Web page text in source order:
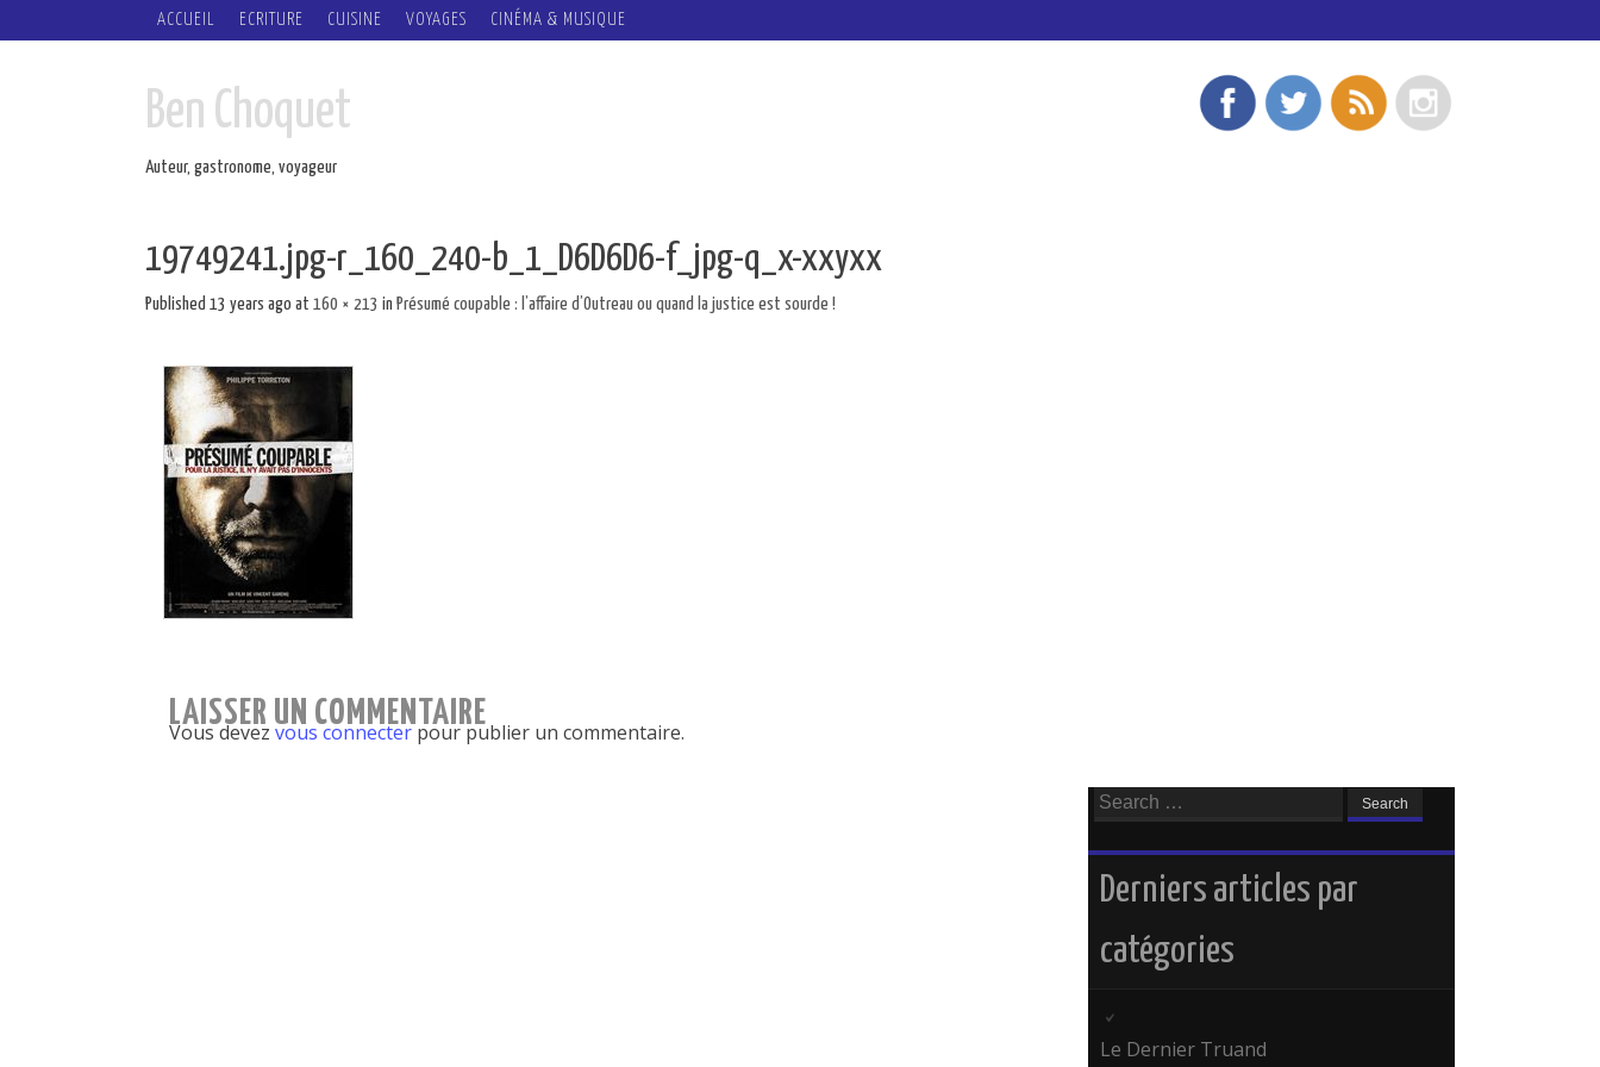
SKIP
ACCUEIL ECRITURE CUISINE VOYAGES CINÉMA & MUSIQUE
Ben Choquet
Auteur, gastronome, voyageur
19749241.jpg-r_160_240-b_1_D6D6D6-f_jpg-q_x-xxyxx
Published 13 years ago at 160 × 213 in Présumé coupable : l’affaire d’Outreau ou quand la justice est sourde !
LAISSER UN COMMENTAIRE
Vous devez vous connecterpour publier un commentaire.
Search
for:
Derniers articles par
catégories
Le Dernier Truand